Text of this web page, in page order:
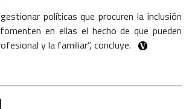
políticas que procuren la inclusión
en ellas el hecho de que pueden
y la familiar”, concluye.